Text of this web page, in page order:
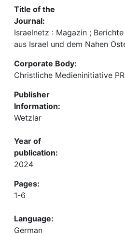
Title of the
Journal:
Israelnetz : Magazin ;
aus Israel und dem Nahen
Corporate Body:
Christliche Medieninitiative
Publisher
Information:
Wetzlar
Year of
publication:
2024
Pages:
1-6
Language:
German